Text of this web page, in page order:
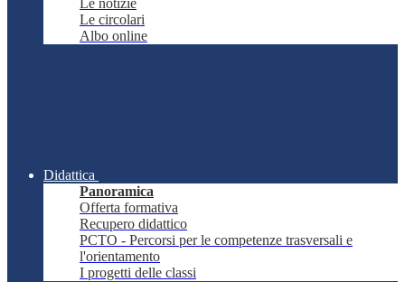
Le notizie
Le circolari
Albo online
Didattica
Panoramica
Offerta formativa
Recupero didattico
PCTO - Percorsi per le competenze trasversali e
l'orientamento
I progetti delle classi